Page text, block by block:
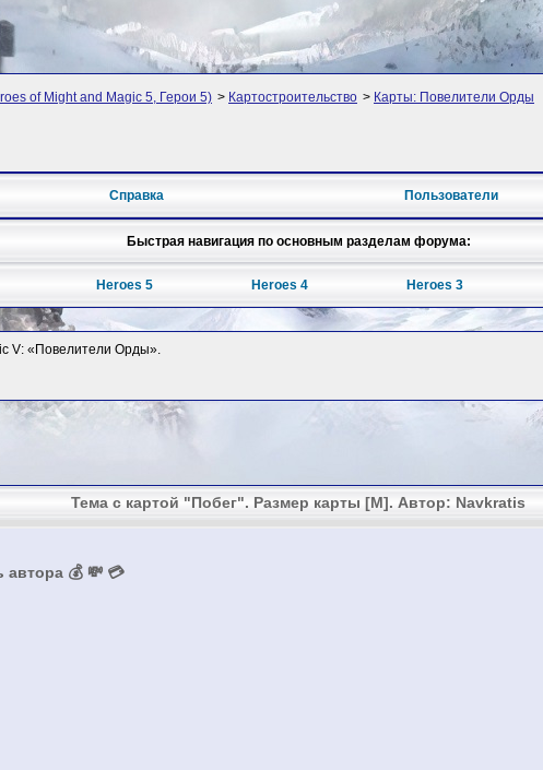
of Might and Magic 5, Герои 5) > Картостроительство > Карты: Повелители Орды
Справка Пользователи
Быстрая навигация по основным разделам форума:
Heroes 5 Heroes 4 Heroes 3
V: «Повелители Орды».
Тема с картой "Побег". Размер карты [M]. Автор: Navkratis
💰 💸 💳